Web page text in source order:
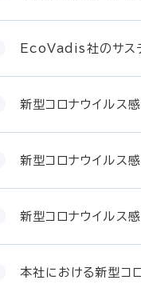
EcoVadis社のサス
新型コロナウイルス
新型コロナウイルス
新型コロナウイルス
本社における新型コ